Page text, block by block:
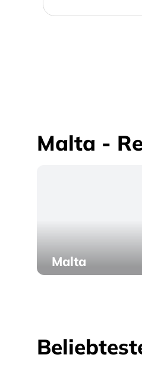
Malta -
Malta